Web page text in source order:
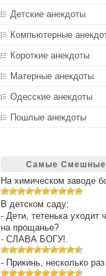
Детские анекдоты
Компьютерные
Короткие анекдоты
Матерные анекдоты
Одесские анекдоты
Пошлые анекдоты
Самые Смешные
На химическом заводе
В детском саду:
- Дети, тетенька уходит
на прощанье?
- СЛАВА БОГУ!.
- Прикинь, несколько